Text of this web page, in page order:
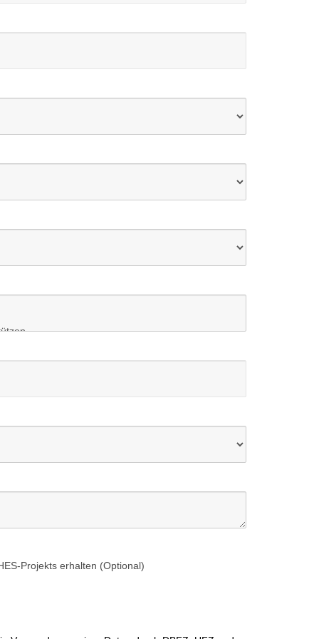
Projekts erhalten (Optional)